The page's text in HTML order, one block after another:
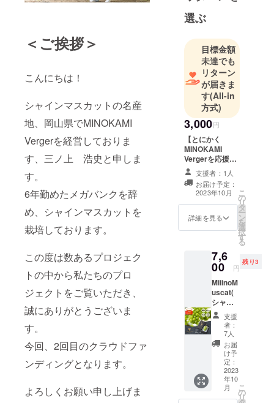
＜ご挨拶＞
こんにちは！
シャインマスカットの名産
地、岡山県でMINOKAMI
Vergerを経営しておりま
す、三ノ上 浩史と申しま
す。
6年勤めたメガバンクを辞
め、シャインマスカットを
栽培しております。
この度は数あるプロジェク
トの中から私たちのプロ
ジェクトをご覧いただき、
誠にありがとうございま
す。
今回、2回目のクラウドファ
ンディングとなります。
よろしくお願い申し上げま
ら日本農業
るために
日々取り組
んでいま
す。
選ぶ
目標金額
未達でも
リターン
が届きま
す(All-in
方式)
3,000円
【とにかく
MINOKAMI
Vergerを応援す
る！】 お礼メー
ル 支援者：1人
お届け予定：
2023年10月
詳細を見る
こ
の
リ
タ
ー
ン
を
選
択
す
る
7,6
00 円
残り3
MiiinoM
uscat(
シャイ
ンマス
カッ
ト)1房
(1房約
800g)
お礼
メール
支援
者：
7人
お届
け予
定：
2023
年10
月
こ
の
リ